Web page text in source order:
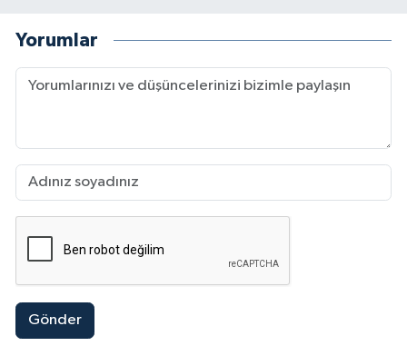
Yorumlar
Gönder